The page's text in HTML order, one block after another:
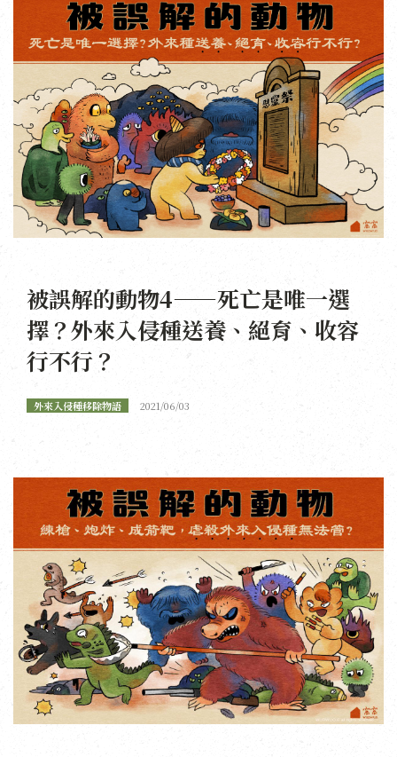
被誤解的動物4——死亡是唯一選
擇？外來入侵種送養、絕育、收容
行不行？
外來入侵種移除物語 2021/06/03